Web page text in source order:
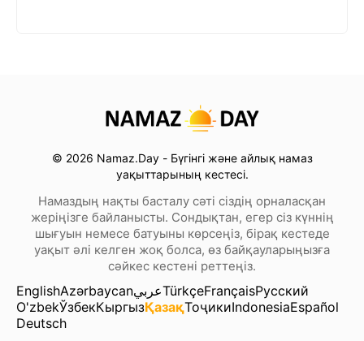
© 2026 Namaz.Day - Бүгінгі және айлық намаз
уақыттарының кестесі.
Намаздың нақты басталу сәті сіздің орналасқан
жеріңізге байланысты. Сондықтан, егер сіз күннің
шығуын немесе батуыны көрсеңіз, бірақ кестеде
уақыт әлі келген жоқ болса, өз байқауларыңызға
сәйкес кестені реттеңіз.
EnglishAzərbaycanعربيTürkçeFrançaisРусский
O'zbekЎзбекКыргызҚазақТоҷикиIndonesiaEspañol
Deutsch